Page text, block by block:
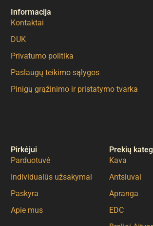
Pirkėjui
Parduotuvė
Individualūs užsakymai
Paskyra
Apie mus
Prekių
Kava
Antsiuvai
Apranga
EDC
Informacija
Kontaktai
DUK
Privatumo politika
Paslaugų teikimo sąlygos
Pinigų grąžinimo ir pristatymo tvarka